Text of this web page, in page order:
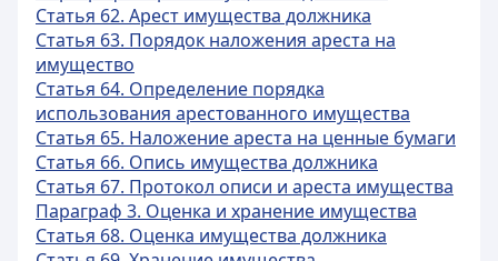
Статья 62. Арест имущества должника
Статья 63. Порядок наложения ареста на
имущество
Статья 64. Определение порядка
использования арестованного имущества
Статья 65. Наложение ареста на ценные бумаги
Статья 66. Опись имущества должника
Статья 67. Протокол описи и ареста имущества
Параграф 3. Оценка и хранение имущества
Статья 68. Оценка имущества должника